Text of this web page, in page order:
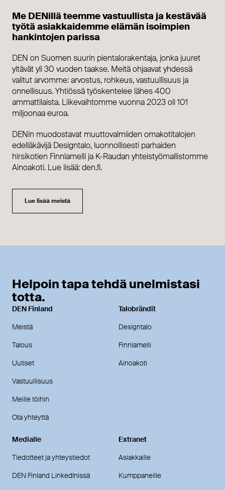
Me DENillä teemme vastuullista ja kestävää
työtä asiakkaidemme elämän isoimpien
hankintojen parissa
DEN on Suomen suurin pientalorakentaja, jonka juuret
yltävät yli 30 vuoden taakse. Meitä ohjaavat yhdessä
valitut arvomme: arvostus, rohkeus, vastuullisuus ja
onnellisuus. Yhtiössä työskentelee lähes 400
ammattilaista. Liikevaihtomme vuonna 2023 oli 101
miljoonaa euroa.
DENin muodostavat muuttovalmiiden omakotitalojen
edelläkävijä Designtalo, luonnollisesti parhaiden
hirsikotien Finnlamelli ja K-Raudan yhteistyömallistomme
Ainoakoti. Lue lisää: den.fi.
Lue lisää meistä
Helpoin tapa tehdä unelmistasi
totta.
DEN Finland
Meistä
Talous
Uutiset
Vastuullisuus
Meille töihin
Ota yhteyttä
Talobrändit
Designtalo
Finnlamelli
Ainoakoti
Medialle
Tiedotteet ja yhteystiedot
DEN Finland LinkedInissä
Extranet
Asiakkaille
Kumppaneille